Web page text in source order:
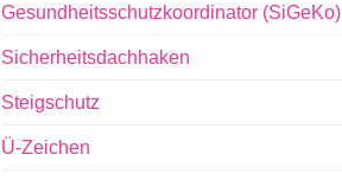
Gesundheitsschutzkoordinator (SiGeKo)
Sicherheitsdachhaken
Steigschutz
Ü-Zeichen